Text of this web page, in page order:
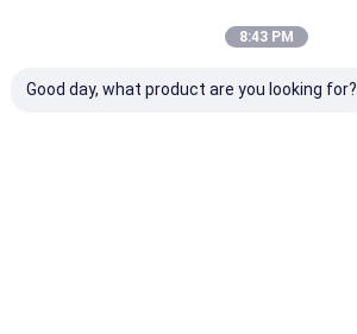
8:43 PM
Good day, what product are you looking for?